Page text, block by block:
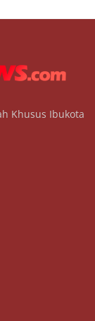
Khusus Ibukota